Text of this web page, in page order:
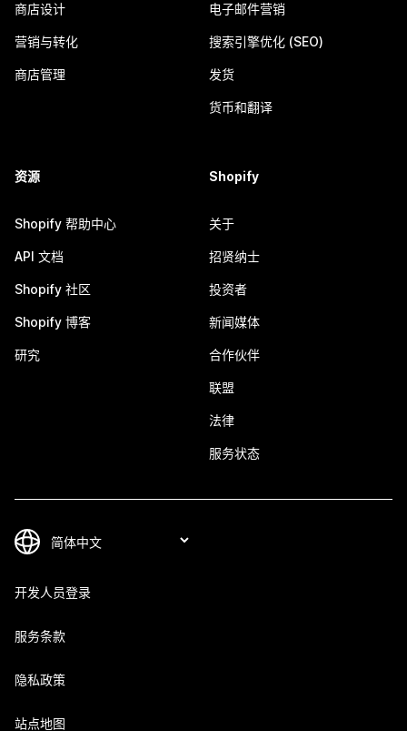
商店设计
营销与转化
商店管理
电子邮件营销
搜索引擎优化 (SEO)
发货
货币和翻译
资源
Shopify 帮助中心
API 文档
Shopify 社区
Shopify 博客
研究
Shopify
关于
招贤纳士
投资者
新闻媒体
合作伙伴
联盟
法律
服务状态
开发人员登录
服务条款
隐私政策
站点地图